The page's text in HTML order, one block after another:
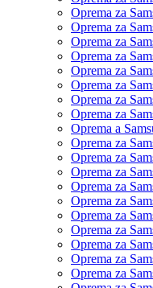
Oprema za
Oprema za
Oprema za
Oprema za
Oprema za
Oprema za
Oprema za
Oprema za
Oprema a
Oprema za
Oprema za
Oprema za
Oprema za
Oprema za
Oprema za
Oprema za
Oprema za
Oprema za
Oprema za